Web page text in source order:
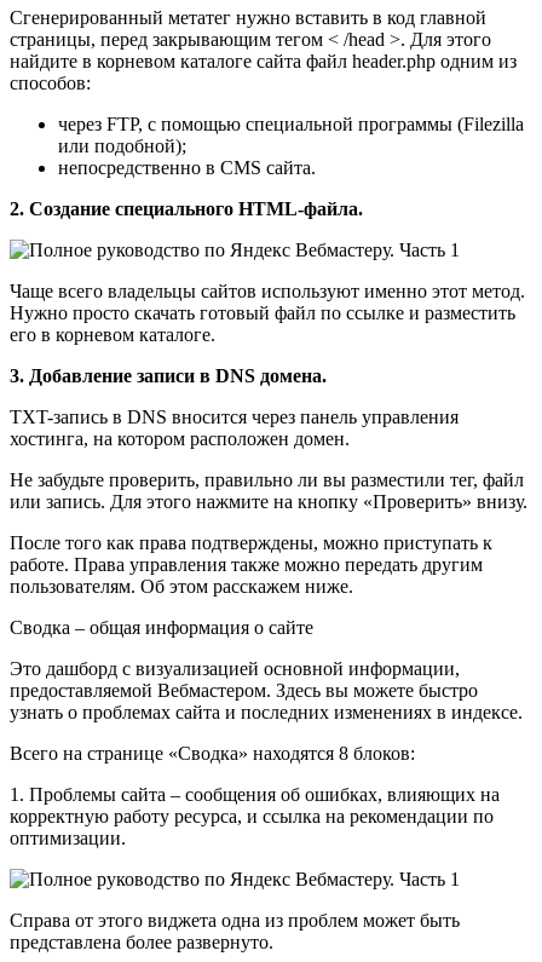
Сгенерированный метатег нужно вставить в код главной
страницы, перед закрывающим тегом < /head >. Для этого
найдите в корневом каталоге сайта файл header.php одним из
способов:
через FTP, с помощью специальной программы (Filezilla
или подобной);
непосредственно в CMS сайта.
2. Создание специального HTML-файла.
Чаще всего владельцы сайтов используют именно этот метод.
Нужно просто скачать готовый файл по ссылке и разместить
его в корневом каталоге.
3. Добавление записи в DNS домена.
TXT-запись в DNS вносится через панель управления
хостинга, на котором расположен домен.
Не забудьте проверить, правильно ли вы разместили тег, файл
или запись. Для этого нажмите на кнопку «Проверить» внизу.
После того как права подтверждены, можно приступать к
работе. Права управления также можно передать другим
пользователям. Об этом расскажем ниже.
Сводка – общая информация о сайте
Это дашборд с визуализацией основной информации,
предоставляемой Вебмастером. Здесь вы можете быстро
узнать о проблемах сайта и последних изменениях в индексе.
Всего на странице «Сводка» находятся 8 блоков:
1. Проблемы сайта – сообщения об ошибках, влияющих на
корректную работу ресурса, и ссылка на рекомендации по
оптимизации.
Справа от этого виджета одна из проблем может быть
представлена более развернуто.